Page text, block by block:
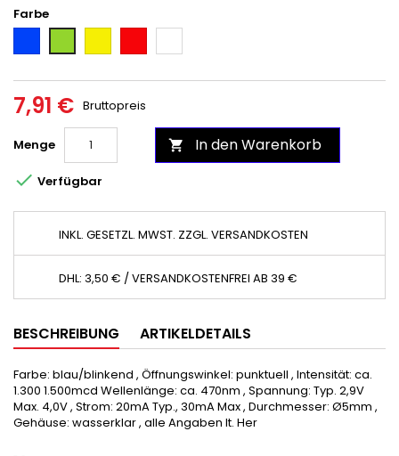
Farbe
7,91 € Bruttopreis
Menge  In den Warenkorb
 Verfügbar
INKL. GESETZL. MWST. ZZGL. VERSANDKOSTEN
DHL: 3,50 € / VERSANDKOSTENFREI AB 39 €
BESCHREIBUNG ARTIKELDETAILS
Farbe: blau/blinkend , Öffnungswinkel: punktuell , Intensität: ca.
1.300 1.500mcd Wellenlänge: ca. 470nm , Spannung: Typ. 2,9V
Max. 4,0V , Strom: 20mA Typ., 30mA Max , Durchmesser: Ø5mm ,
Gehäuse: wasserklar , alle Angaben lt. Her